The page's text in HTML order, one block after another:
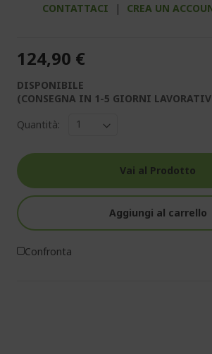
CONTATTACI | CREA UN
124,90 €
DISPONIBILE
(CONSEGNA IN 1-5 GIORNI
Quantità:
Vai al Prodotto
Aggiungi al carrello
Confronta